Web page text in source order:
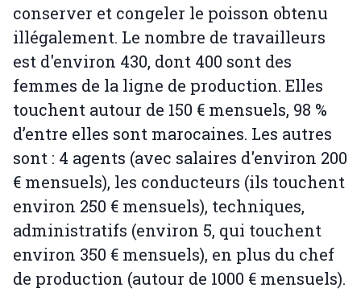
conserver et congeler le poisson obtenu
illégalement. Le nombre de travailleurs
est d'environ 430, dont 400 sont des
femmes de la ligne de production. Elles
touchent autour de 150 € mensuels, 98 %
d’entre elles sont marocaines. Les autres
sont : 4 agents (avec salaires d'environ 200
€ mensuels), les conducteurs (ils touchent
environ 250 € mensuels), techniques,
administratifs (environ 5, qui touchent
environ 350 € mensuels), en plus du chef
de production (autour de 1000 € mensuels).